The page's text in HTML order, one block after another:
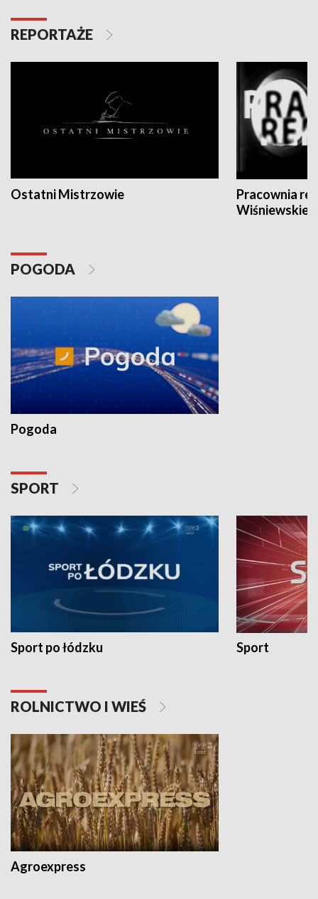
REPORTAŻE
Ostatni Mistrzowie
Pracownia
POGODA
Pogoda
SPORT
Sport po łódzku Sport
ROLNICTWO I WIEŚ
Agroexpress